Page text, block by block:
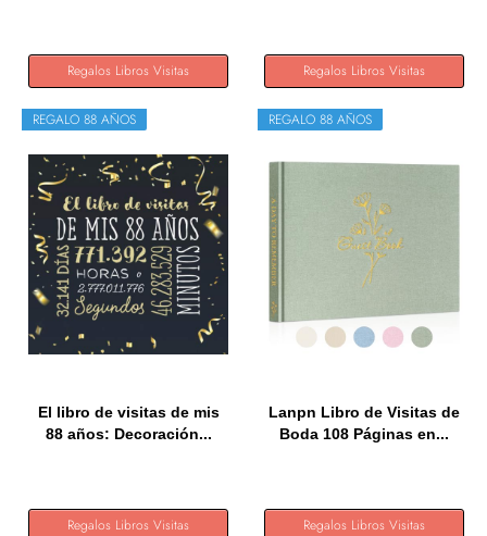
Regalos Libros Visitas Regalos Libros Visitas
REGALO 88 AÑOS
El libro de visitas de mis
88 años: Decoración...
Regalos Libros Visitas
REGALO 88 AÑOS
Lanpn Libro de Visitas de
Boda 108 Páginas en...
Regalos Libros Visitas